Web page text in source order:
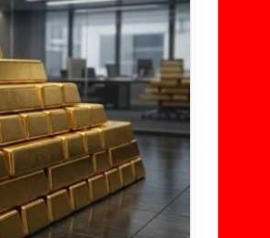
ي
د
إ
ل
ك
ت
ر
و